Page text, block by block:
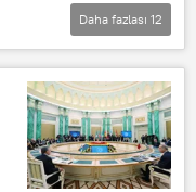
Daha fazlası 12